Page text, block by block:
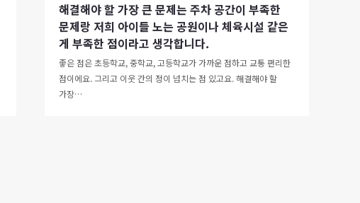
해결해야 할 가장 큰 문제는 주차 공간이 부족한
문제랑 저희 아이들 노는 공원이나 체육시설 같은
게 부족한 점이라고 생각합니다.
좋은 점은 초등학교, 중학교, 고등학교가 가까운 점하고 교통 편리한
점이에요. 그리고 이웃 간의 정이 넘치는 점 있고요. 해결해야 할
가장…